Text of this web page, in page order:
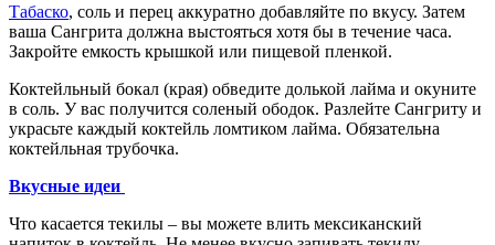
Табаско, соль и перец аккуратно добавляйте по вкусу. Затем
ваша Сангрита должна выстояться хотя бы в течение часа.
Закройте емкость крышкой или пищевой пленкой.
Коктейльный бокал (края) обведите долькой лайма и окуните
в соль. У вас получится соленый ободок. Разлейте Сангриту и
украсьте каждый коктейль ломтиком лайма. Обязательна
коктейльная трубочка.
Вкусные идеи
Что касается текилы – вы можете влить мексиканский